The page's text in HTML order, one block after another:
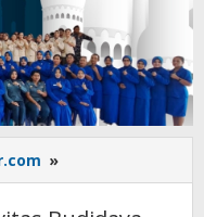
»
Produktivitas